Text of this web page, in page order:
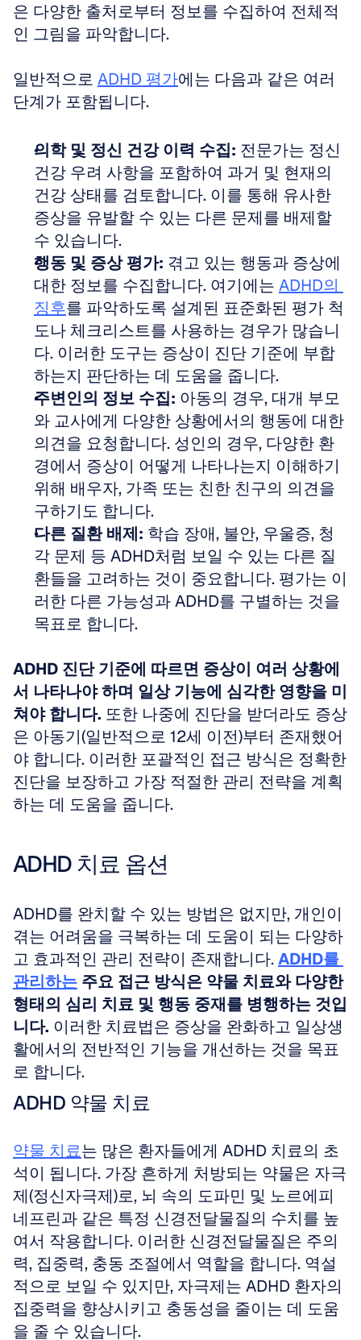
은 다양한 출처로부터 정보를 수집하여 전체적
인 그림을 파악합니다.
일반적으로 ADHD 평가에는 다음과 같은 여러
단계가 포함됩니다.
의학 및 정신 건강 이력 수집: 전문가는 정신
건강 우려 사항을 포함하여 과거 및 현재의
건강 상태를 검토합니다. 이를 통해 유사한
증상을 유발할 수 있는 다른 문제를 배제할
수 있습니다.
행동 및 증상 평가: 겪고 있는 행동과 증상에
대한 정보를 수집합니다. 여기에는 ADHD의
징후를 파악하도록 설계된 표준화된 평가 척
도나 체크리스트를 사용하는 경우가 많습니
다. 이러한 도구는 증상이 진단 기준에 부합
하는지 판단하는 데 도움을 줍니다.
주변인의 정보 수집: 아동의 경우, 대개 부모
와 교사에게 다양한 상황에서의 행동에 대한
의견을 요청합니다. 성인의 경우, 다양한 환
경에서 증상이 어떻게 나타나는지 이해하기
위해 배우자, 가족 또는 친한 친구의 의견을
구하기도 합니다.
다른 질환 배제: 학습 장애, 불안, 우울증, 청
각 문제 등 ADHD처럼 보일 수 있는 다른 질
환들을 고려하는 것이 중요합니다. 평가는 이
러한 다른 가능성과 ADHD를 구별하는 것을
목표로 합니다.
ADHD 진단 기준에 따르면 증상이 여러 상황에
서 나타나야 하며 일상 기능에 심각한 영향을 미
쳐야 합니다. 또한 나중에 진단을 받더라도 증상
은 아동기(일반적으로 12세 이전)부터 존재했어
야 합니다. 이러한 포괄적인 접근 방식은 정확한
진단을 보장하고 가장 적절한 관리 전략을 계획
하는 데 도움을 줍니다.
ADHD 치료 옵션
ADHD를 완치할 수 있는 방법은 없지만, 개인이
겪는 어려움을 극복하는 데 도움이 되는 다양하
고 효과적인 관리 전략이 존재합니다. ADHD를
관리하는 주요 접근 방식은 약물 치료와 다양한
형태의 심리 치료 및 행동 중재를 병행하는 것입
니다. 이러한 치료법은 증상을 완화하고 일상생
활에서의 전반적인 기능을 개선하는 것을 목표
로 합니다.
ADHD 약물 치료
약물 치료는 많은 환자들에게 ADHD 치료의 초
석이 됩니다. 가장 흔하게 처방되는 약물은 자극
제(정신자극제)로, 뇌 속의 도파민 및 노르에피
네프린과 같은 특정 신경전달물질의 수치를 높
여서 작용합니다. 이러한 신경전달물질은 주의
력, 집중력, 충동 조절에서 역할을 합니다. 역설
적으로 보일 수 있지만, 자극제는 ADHD 환자의
집중력을 향상시키고 충동성을 줄이는 데 도움
을 줄 수 있습니다.